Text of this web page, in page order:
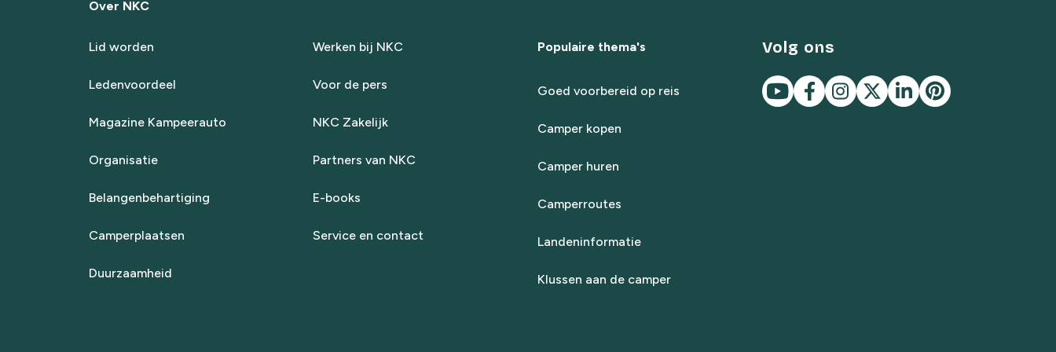
Over NKC
Lid worden
Ledenvoordeel
Magazine Kampeerauto
Organisatie
Belangenbehartiging
Camperplaatsen
Duurzaamheid
Werken bij NKC
Voor de pers
NKC Zakelijk
Partners van NKC
E-books
Service en contact
Populaire thema's
Goed voorbereid op reis
Camper kopen
Camper huren
Camperroutes
Landeninformatie
Klussen aan de camper
Volg ons